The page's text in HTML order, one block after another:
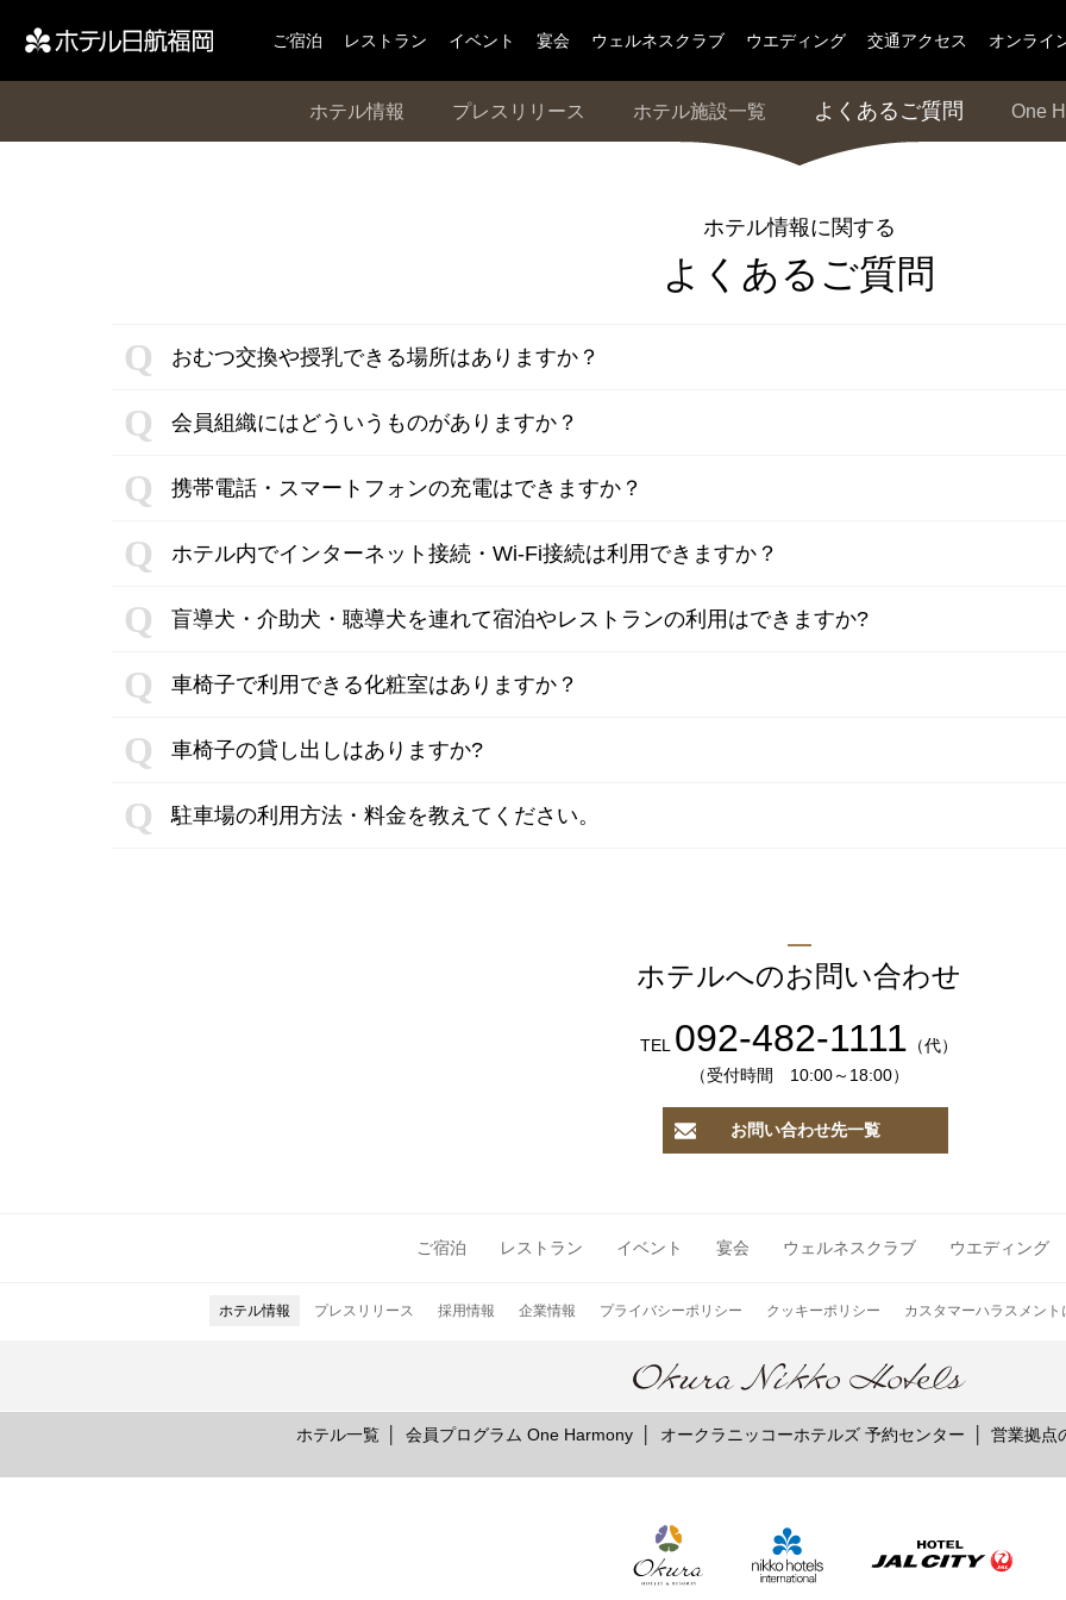
ご宿泊 レストラン イベント 宴会 ウェルネスクラブ ウエディング 交通アクセス オンライ
ホテル情報 プレスリリース ホテル施設一覧 よくあるご質問 One
ホテル情報に関する
よくあるご質問
おむつ交換や授乳できる場所はありますか？
会員組織にはどういうものがありますか？
携帯電話・スマートフォンの充電はできますか？
ホテル内でインターネット接続・Wi-Fi接続は利用できますか？
盲導犬・介助犬・聴導犬を連れて宿泊やレストランの利用はできますか?
車椅子で利用できる化粧室はありますか？
車椅子の貸し出しはありますか?
駐車場の利用方法・料金を教えてください。
ホテルへのお問い合わせ
TEL 092-482-1111 （代）
（受付時間 10:00～18:00）
お問い合わせ先一覧
ご宿泊 レストラン イベント 宴会 ウェルネスクラブ ウエディング
ホテル情報 プレスリリース 採用情報 企業情報 プライバシーポリシー クッキーポリシー カスタマーハラスメン
ホテル一覧 会員プログラム One Harmony オークラニッコーホテルズ 予約センター 営業拠点
2F テーマレストラ
お席のご予約
2F 中国料理